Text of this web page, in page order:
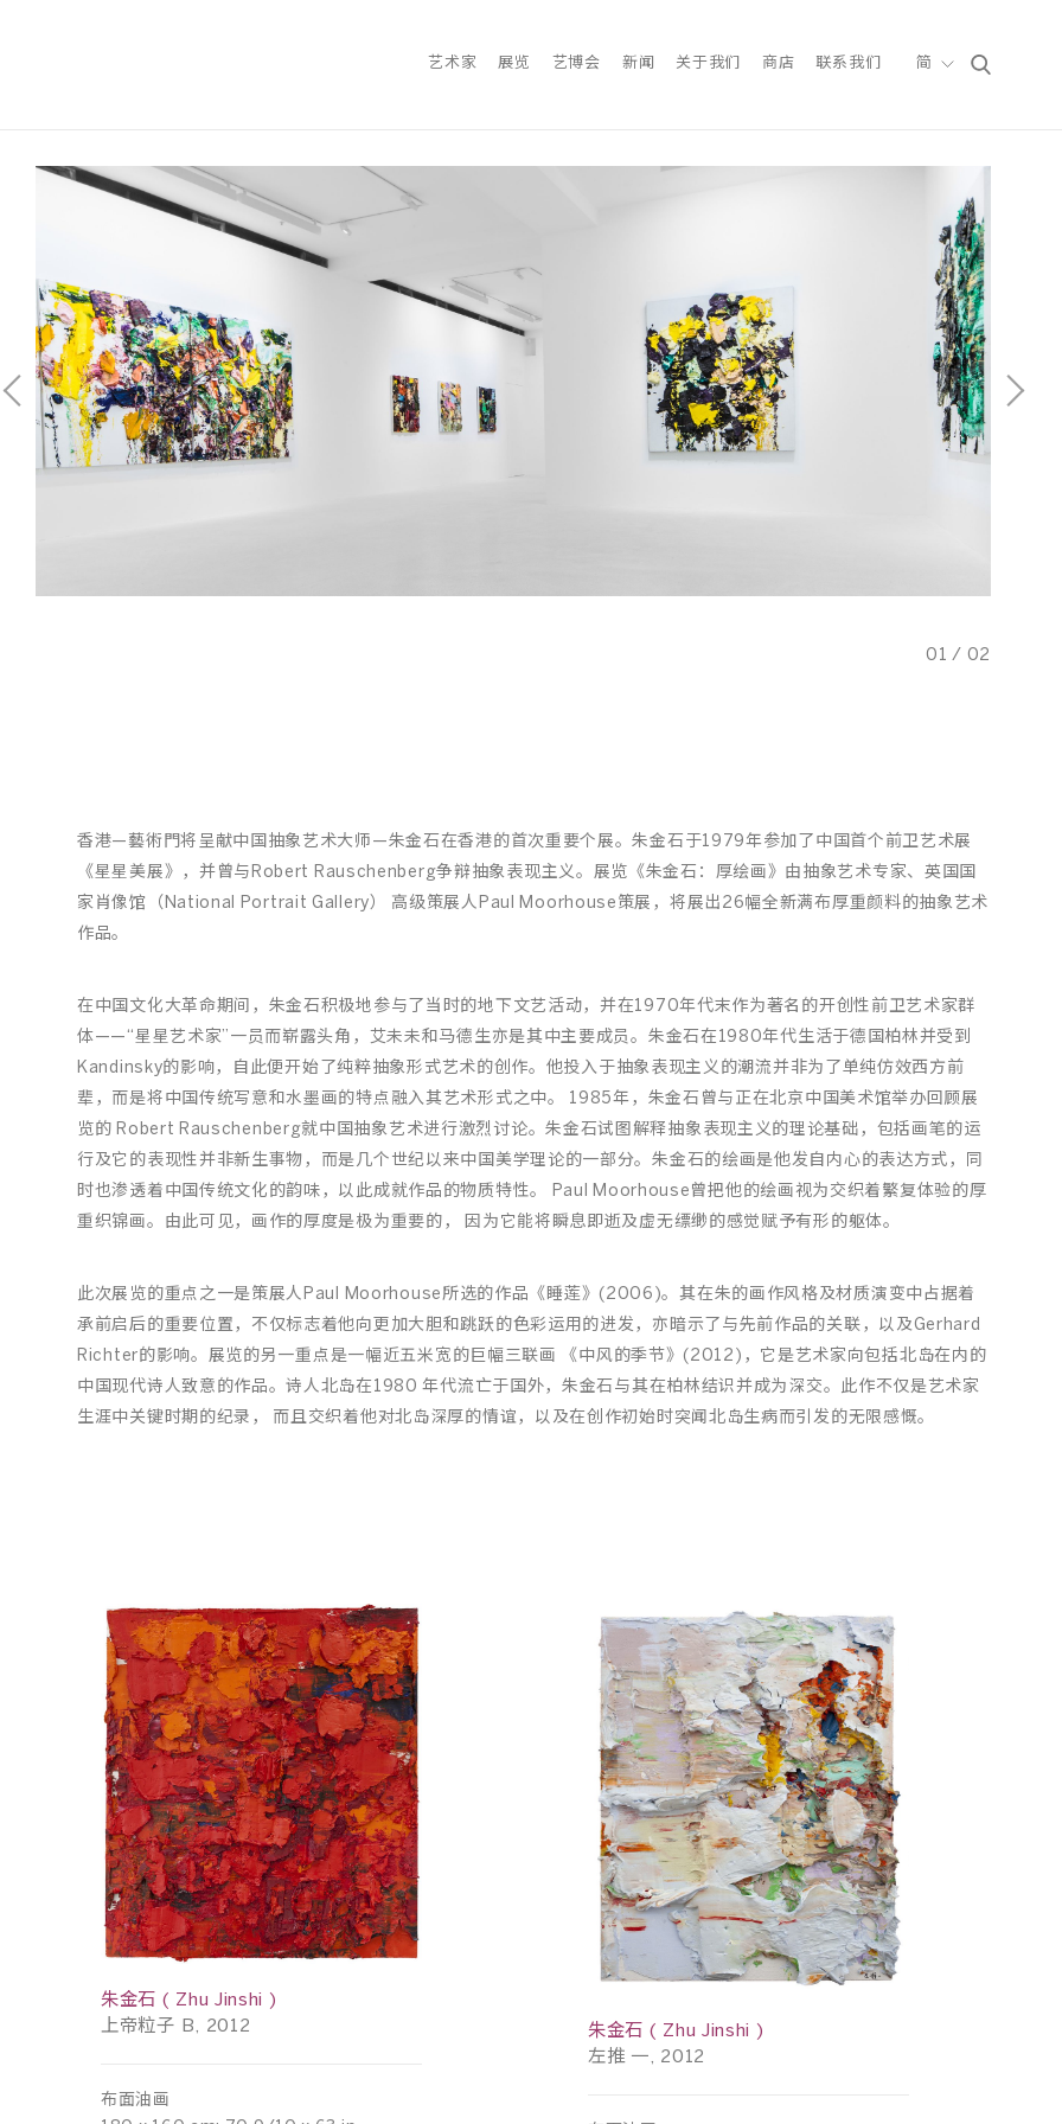
艺术家 展览 艺博会 新闻 关于我们 商店 联系我们 简
01 / 02
香港—藝術門将呈献中国抽象艺术大师—朱金石在香港的首次重要个展。朱金石于1979年参加了中国首个前卫艺术展
《星星美展》，并曾与Robert Rauschenberg争辩抽象表现主义。展览《朱金石：厚绘画》由抽象艺术专家、英国国
家肖像馆（National Portrait Gallery） 高级策展人Paul Moorhouse策展，将展出26幅全新满布厚重颜料的抽象艺术
作品。
在中国文化大革命期间，朱金石积极地参与了当时的地下文艺活动，并在1970年代末作为著名的开创性前卫艺术家群
体——“星星艺术家”一员而崭露头角，艾未未和马德生亦是其中主要成员。朱金石在1980年代生活于德国柏林并受到
Kandinsky的影响，自此便开始了纯粹抽象形式艺术的创作。他投入于抽象表现主义的潮流并非为了单纯仿效西方前
辈，而是将中国传统写意和水墨画的特点融入其艺术形式之中。 1985年，朱金石曾与正在北京中国美术馆举办回顾展
览的 Robert Rauschenberg就中国抽象艺术进行激烈讨论。朱金石试图解释抽象表现主义的理论基础，包括画笔的运
行及它的表现性并非新生事物，而是几个世纪以来中国美学理论的一部分。朱金石的绘画是他发自内心的表达方式，同
时也渗透着中国传统文化的韵味，以此成就作品的物质特性。 Paul Moorhouse曾把他的绘画视为交织着繁复体验的厚
重织锦画。由此可见，画作的厚度是极为重要的， 因为它能将瞬息即逝及虚无缥缈的感觉赋予有形的躯体。
此次展览的重点之一是策展人Paul Moorhouse所选的作品《睡莲》(2006)。其在朱的画作风格及材质演变中占据着
承前启后的重要位置，不仅标志着他向更加大胆和跳跃的色彩运用的进发，亦暗示了与先前作品的关联，以及Gerhard
Richter的影响。展览的另一重点是一幅近五米宽的巨幅三联画 《中风的季节》(2012)，它是艺术家向包括北岛在内的
中国现代诗人致意的作品。诗人北岛在1980 年代流亡于国外，朱金石与其在柏林结识并成为深交。此作不仅是艺术家
生涯中关键时期的纪录， 而且交织着他对北岛深厚的情谊，以及在创作初始时突闻北岛生病而引发的无限感慨。
朱金石 ( Zhu Jinshi )
上帝粒子 B, 2012
布面油画
朱金石 ( Zhu Jinshi )
左推 一, 2012